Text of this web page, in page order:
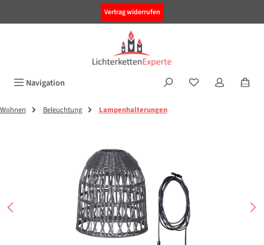
Vertrag widerrufen
Navigation
Wohnen Beleuchtung Lampenhalterungen
Bildergalerie überspringen